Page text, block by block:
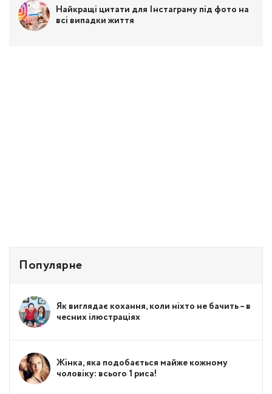
Найкращі цитати для Інстаграму під фото на
всі випадки життя
Популярне
Як виглядає кохання, коли ніхто не бачить – в
чесних ілюстраціях
Жінка, яка подобається майже кожному
чоловіку: всього 1 риса!